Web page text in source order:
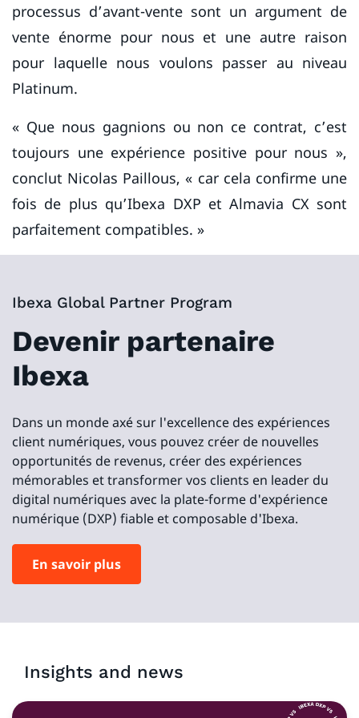
processus d’avant-vente sont un argument de
vente énorme pour nous et une autre raison
pour laquelle nous voulons passer au niveau
Platinum.
« Que nous gagnions ou non ce contrat, c’est
toujours une expérience positive pour nous »,
conclut Nicolas Paillous, « car cela confirme une
fois de plus qu’Ibexa DXP et Almavia CX sont
parfaitement compatibles. »
Ibexa Global Partner Program
Devenir partenaire
Ibexa
Dans un monde axé sur l'excellence des expériences
client numériques, vous pouvez créer de nouvelles
opportunités de revenus, créer des expériences
mémorables et transformer vos clients en leader du
digital numériques avec la plate-forme d'expérience
numérique (DXP) fiable et composable d'Ibexa.
En savoir plus
Insights and news